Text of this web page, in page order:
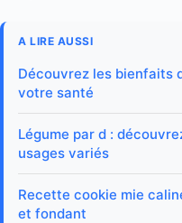
A LIRE AUSSI
Découvrez les bienfaits
votre santé
Légume par d :
usages variés
Recette cookie mie
et fondant